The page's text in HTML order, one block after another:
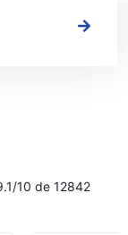
10 de 12842